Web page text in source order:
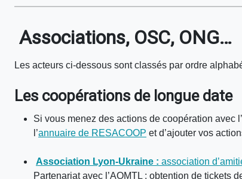
Associations,OSC, ONG…
Les acteurs ci-dessous sont classés par ordre
Les coopérations de longue date
Si vous menez des actions de coopération avec
l’annuaire de RESACOOP et d’ajouter vos
Association Lyon-Ukraine : association
Partenariat avec l’AOMTL : obtention de tickets